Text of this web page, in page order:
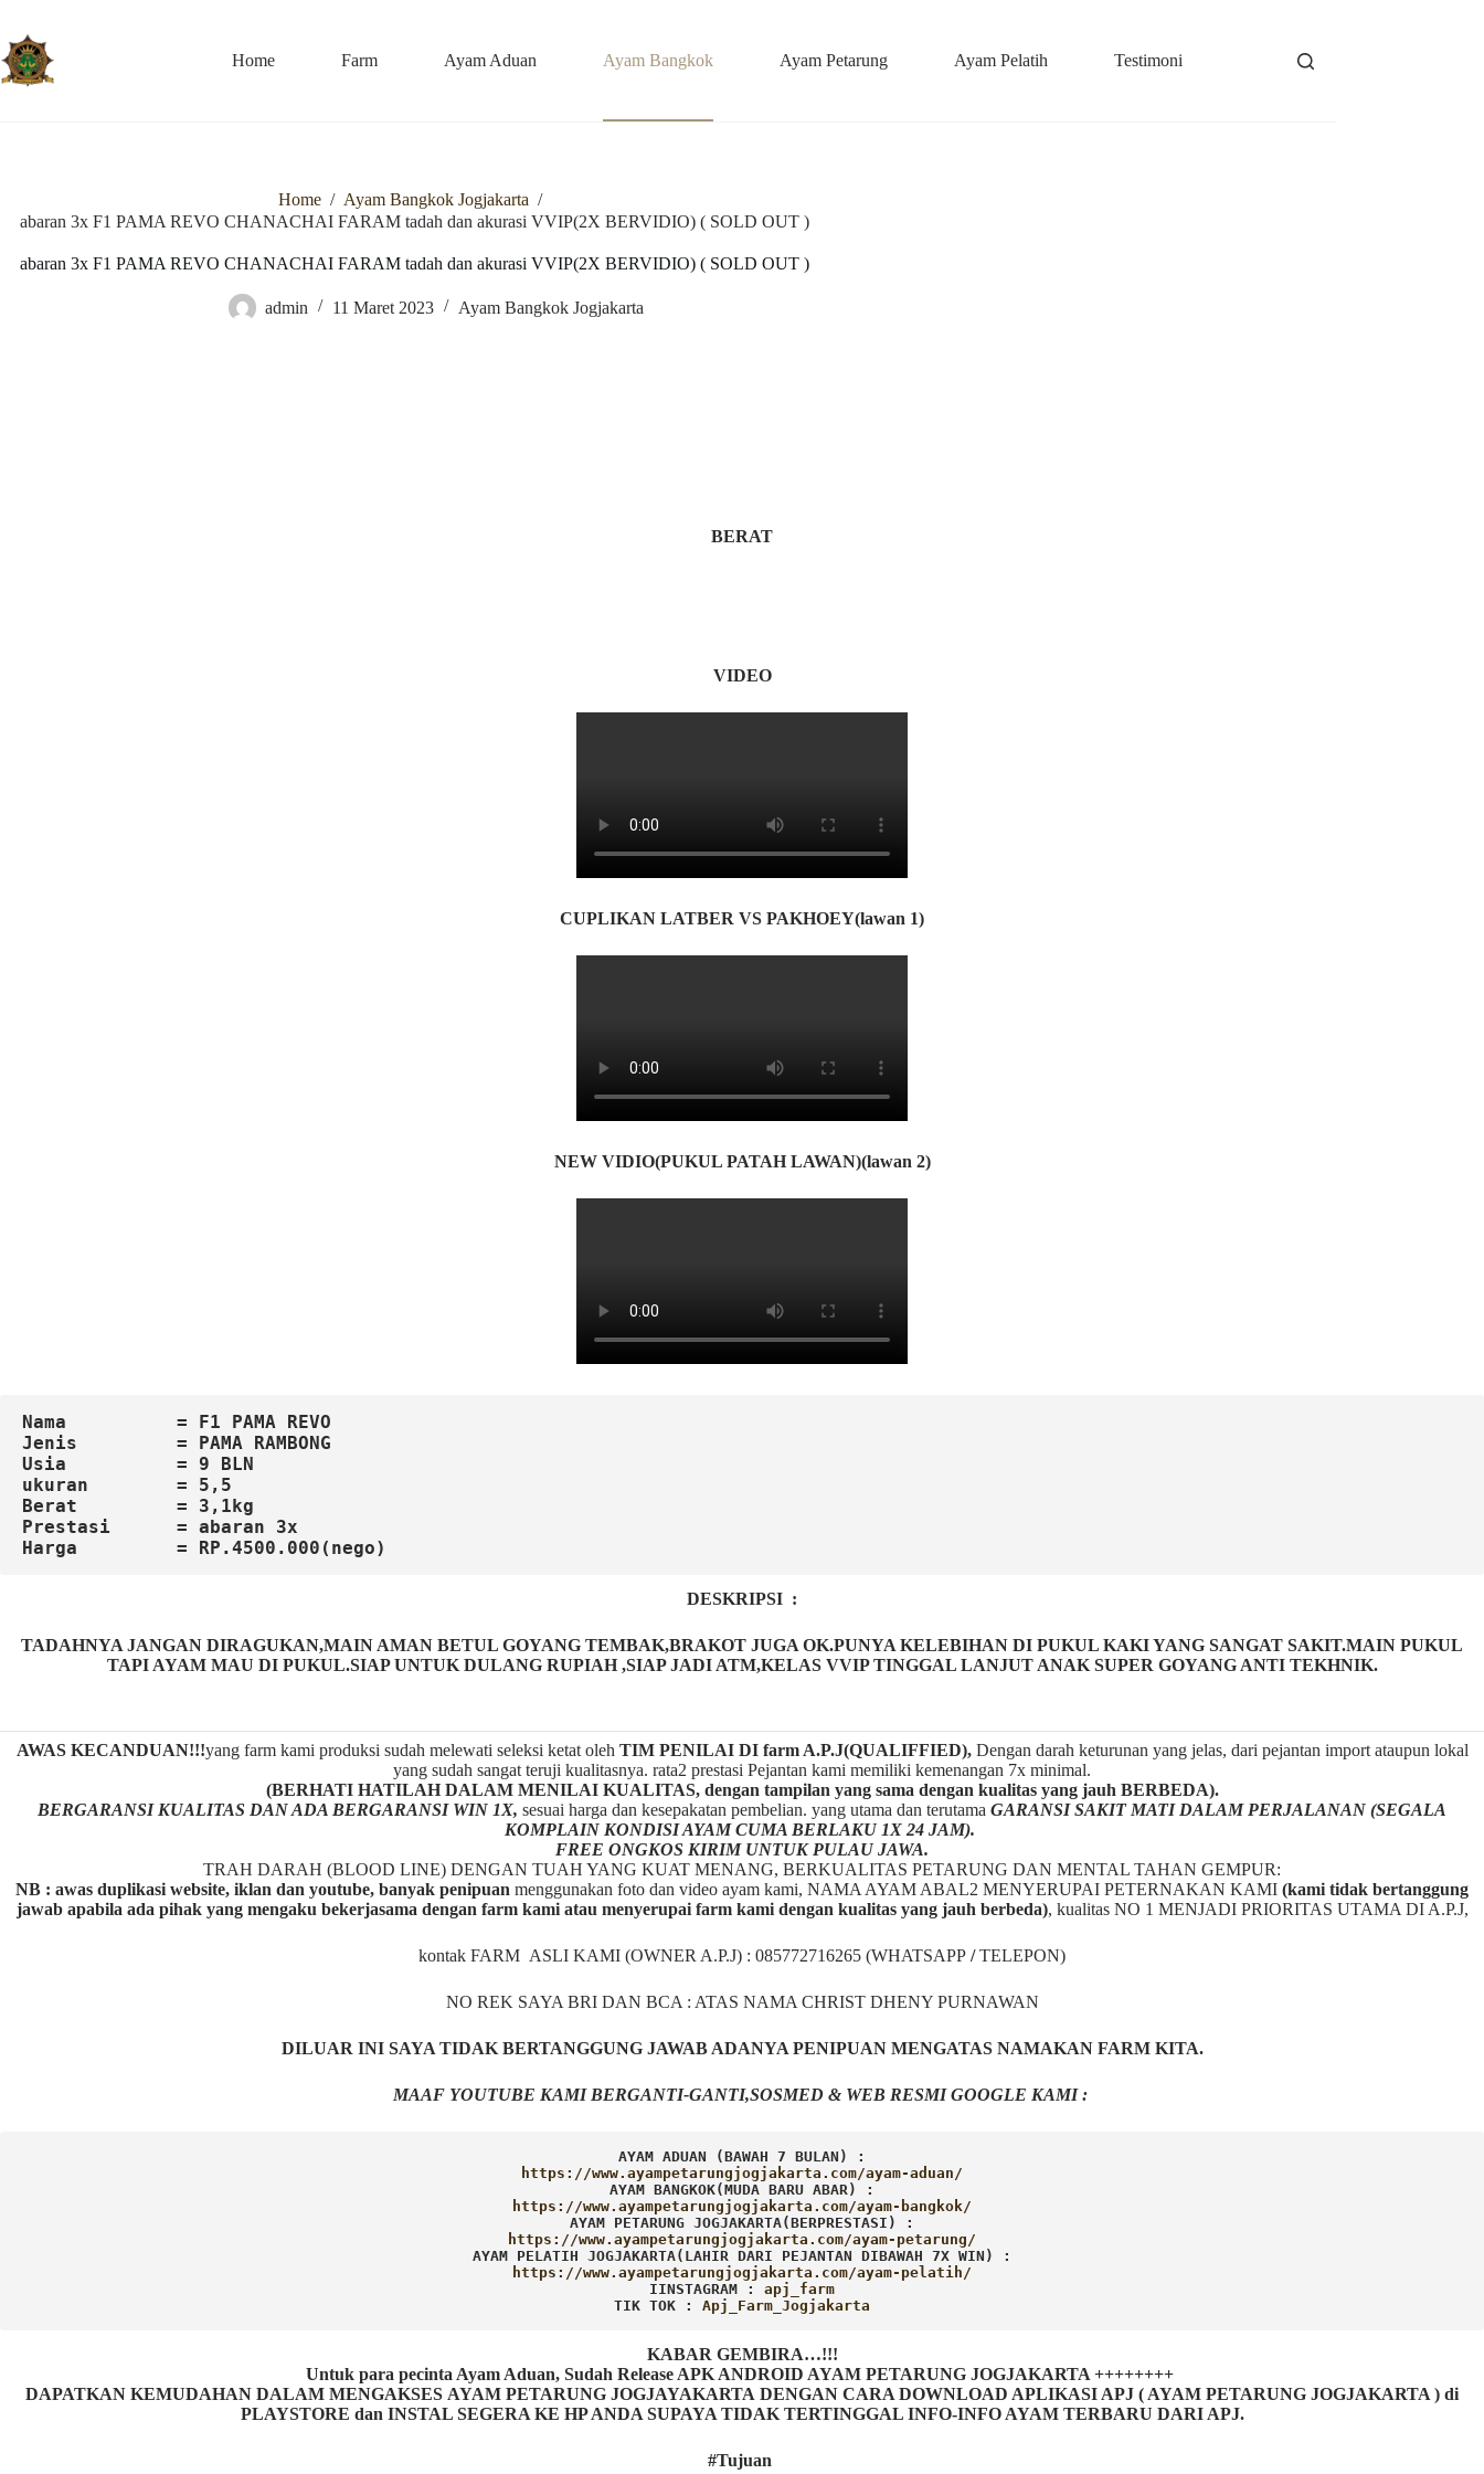
content
Home Farm Ayam Aduan Ayam Bangkok Ayam Petarung Ayam Pelatih Testimoni
Home / Ayam Bangkok Jogjakarta /
abaran 3x F1 PAMA REVO CHANACHAI FARAM tadah dan akurasi VVIP(2X BERVIDIO) ( SOLD OUT )
abaran 3x F1 PAMA REVO CHANACHAI FARAM tadah dan akurasi VVIP(2X BERVIDIO) ( SOLD OUT )
admin 11 Maret 2023 Ayam Bangkok Jogjakarta
BERAT
VIDEO
CUPLIKAN LATBER VS PAKHOEY(lawan 1)
NEW VIDIO(PUKUL PATAH LAWAN)(lawan 2)
Nama          = F1 PAMA REVO
Jenis         = PAMA RAMBONG
Usia          = 9 BLN
ukuran        = 5,5
DESKRIPSI :
TADAHNYA JANGAN DIRAGUKAN,MAIN AMAN BETUL GOYANG TEMBAK,BRAKOT JUGA OK.PUNYA KELEBIHAN DI PUKUL KAKI YANG SANGAT SAKIT.MAIN PUKUL
TAPI AYAM MAU DI PUKUL.SIAP UNTUK DULANG RUPIAH ,SIAP JADI ATM,KELAS VVIP TINGGAL LANJUT ANAK SUPER GOYANG ANTI TEKHNIK.
AWAS KECANDUAN!!!yang farm kami produksi sudah melewati seleksi ketat oleh TIM PENILAI DI farm A.P.J(QUALIFFIED),Dengan darah keturunan yang jelas, dari pejantan import ataupun lokal
yang sudah sangat teruji kualitasnya. rata2 prestasi Pejantan kami memiliki kemenangan 7x minimal.
(BERHATI HATILAH DALAM MENILAI KUALITAS, dengan tampilan yang sama dengan kualitas yang jauh BERBEDA).
BERGARANSI KUALITAS DAN ADA BERGARANSI WIN 1X, sesuai harga dan kesepakatan pembelian. yang utama dan terutama GARANSI SAKIT MATI DALAM PERJALANAN (SEGALA
KOMPLAIN KONDISI AYAM CUMA BERLAKU 1X 24 JAM).
FREE ONGKOS KIRIM UNTUK PULAU JAWA.
TRAH DARAH (BLOOD LINE) DENGAN TUAH YANG KUAT MENANG, BERKUALITAS PETARUNG DAN MENTAL TAHAN GEMPUR:
NB : awas duplikasi website, iklan dan youtube, banyak penipuan menggunakan foto dan video ayam kami, NAMA AYAM ABAL2 MENYERUPAI PETERNAKAN KAMI (kami tidak bertanggung
jawab apabila ada pihak yang mengaku bekerjasama dengan farm kami atau menyerupai farm kami dengan kualitas yang jauh berbeda), kualitas NO 1 MENJADI PRIORITAS UTAMA DI A.P.J,
kontak FARM ASLI KAMI (OWNER A.P.J) : 085772716265 (WHATSAPP /TELEPON)
NO REK SAYA BRI DAN BCA : ATAS NAMA CHRIST DHENY PURNAWAN
DILUAR INI SAYA TIDAK BERTANGGUNG JAWAB ADANYA PENIPUAN MENGATAS NAMAKAN FARM KITA.
MAAF YOUTUBE KAMI BERGANTI-GANTI,SOSMED & WEB RESMI GOOGLE KAMI :
AYAM ADUAN (BAWAH 7 BULAN) :
AYAM BANGKOK(MUDA BARU ABAR) :
AYAM PETARUNG JOGJAKARTA(BERPRESTASI) :
AYAM PELATIH JOGJAKARTA(LAHIR DARI PEJANTAN DIBAWAH 7X WIN) :
IINSTAGRAM :
TIK TOK : Apj_Farm_Jogjakarta
KABAR GEMBIRA…!!!
Untuk para pecinta Ayam Aduan, Sudah Release APK ANDROID AYAM PETARUNG JOGJAKARTA ++++++++
DAPATKAN KEMUDAHAN DALAM MENGAKSES AYAM PETARUNG JOGJAYAKARTA DENGAN CARA DOWNLOAD APLIKASI APJ ( AYAM PETARUNG JOGJAKARTA ) di
PLAYSTORE dan INSTAL SEGERA KE HP ANDA SUPAYA TIDAK TERTINGGAL INFO-INFO AYAM TERBARU DARI APJ.
#Tujuan